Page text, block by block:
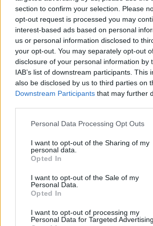
section to confirm your selection. Please
opt-out request is processed you may
interest-based ads based on personal
us or personal information disclosed to
your opt-out. You may separately opt-out
disclosure of your personal information by
IAB’s list of downstream participants. This
also be disclosed by us to third parties on
Downstream Participants that may further
Please note that this website/app uses one
not limited to your visit or usage behaviour.
grant or deny consent to Google and its
use your data for below specified purposes
consent section.
Personal Data Processing Opt Outs
I want to opt-out of the Sharing of my
personal data.
Opted In
I want to opt-out of the Sale of my
Personal Data.
Opted In
I want to opt-out of processing my
Personal Data for Targeted Advertising.
Controlli all’aeroporto di
caviale e sabbia rubata
Migliori cliniche di estetica
in Europa: classifica dei 5
pe…